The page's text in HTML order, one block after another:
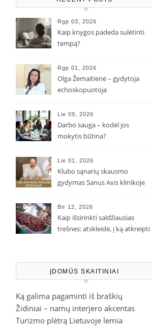
Rgp 03, 2026
Kaip knygos padeda sulėtinti
tempą?
Rgp 01, 2026
Olga Žemaitienė – gydytoja
echoskopuotoja
Lie 09, 2026
Darbo sauga – kodėl jos
mokytis būtina?
Lie 01, 2026
Klubo sąnarių skausmo
gydymas Sanus Axis klinikoje
Bir 12, 2026
Kaip išsirinkti saldžiausias
trešnes: atskleidė, į ką atkreipti
ĮDOMŪS SKAITINIAI
Ką galima pagaminti iš braškių
Židiniai – namų interjero akcentas
Turizmo plėtrą Lietuvoje lemia